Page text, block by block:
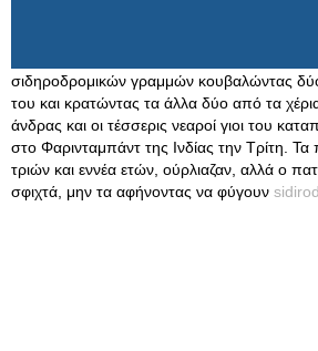
σιδηροδρομικών γραμμών κουβαλώντας
του και κρατώντας τα άλλα δύο από τα
άνδρας και οι τέσσερις νεαροί γιοι του
στο Φαρινταμπάντ της Ινδίας την Τρίτη. Τα
τριών και εννέα ετών, ούρλιαζαν, αλλά ο
σφιχτά, μην τα αφήνοντας να φύγουν